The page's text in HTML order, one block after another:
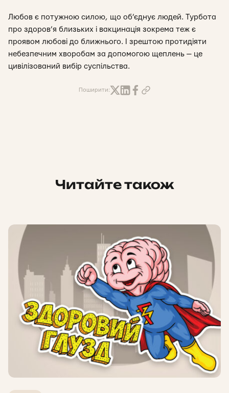
Любов є потужною силою, що об’єднує людей. Турбота
про здоров’я близьких і вакцинація зокрема теж є
проявом любові до ближнього. І зрештою протидіяти
небезпечним хворобам за допомогою щеплень — це
цивілізований вибір суспільства.
Поширити:
Читайте також